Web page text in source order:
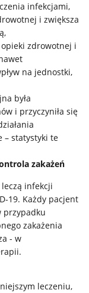
infekcjami,
i zwiększa
opieki zdrowotnej i
na jednostki,
była
i przyczyniła się
– statystyki te
zakażeń
infekcji
19. Każdy pacjent
przypadku
zakażenia
- w
leczeniu,